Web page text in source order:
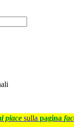
piace sulla pagina